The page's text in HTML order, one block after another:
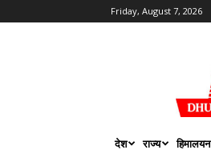
Friday, August 7, 2026
देश राज्य हिमालयन